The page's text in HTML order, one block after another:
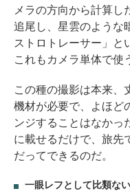
メラの方向から計算し
追尾し、星雲のような
ストロトレーサー」と
これもカメラ単体で使
この種の撮影は本来、
機材が必要で、よほど
ンジすることはなかっ
に載せるだけで、旅先
だってできるのだ。
一眼レフとして比類な